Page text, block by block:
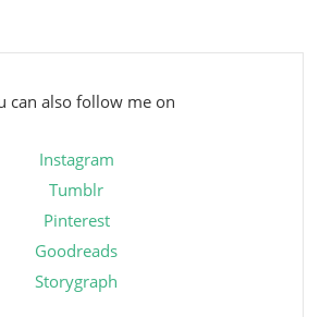
can also follow me on
Instagram
Tumblr
Pinterest
Goodreads
Storygraph